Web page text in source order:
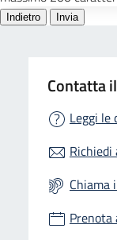
Contatta
Leggi le
Richiedi
Chiama